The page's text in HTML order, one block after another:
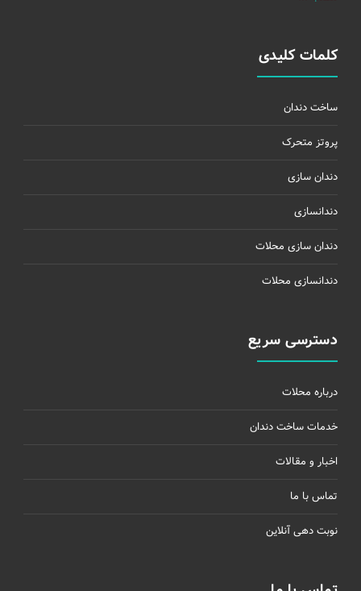
کلمات کلیدی
ساخت دندان
پروتز متحرک
دندان سازی
دندانسازی
دندان سازی محلات
دندانسازی محلات
دسترسی سریع
درباره محلات
خدمات ساخت دندان
اخبار و مقالات
تماس با ما
نوبت دهی آنلاین